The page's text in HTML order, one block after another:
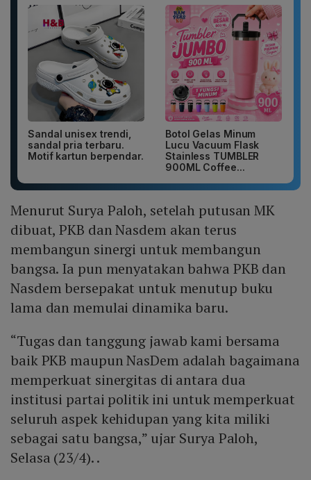
Sandal unisex trendi,
sandal pria terbaru.
Motif kartun berpendar.
Botol Gelas Minum
Lucu Vacuum Flask
Stainless TUMBLER
900ML Coffee...
Menurut Surya Paloh, setelah putusan MK
dibuat, PKB dan Nasdem akan terus
membangun sinergi untuk membangun
bangsa. Ia pun menyatakan bahwa PKB dan
Nasdem bersepakat untuk menutup buku
lama dan memulai dinamika baru.
“Tugas dan tanggung jawab kami bersama
baik PKB maupun NasDem adalah bagaimana
memperkuat sinergitas di antara dua
institusi partai politik ini untuk memperkuat
seluruh aspek kehidupan yang kita miliki
sebagai satu bangsa,” ujar Surya Paloh,
Selasa (23/4). .